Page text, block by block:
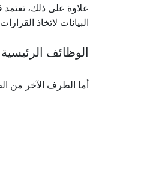
علاوة على ذلك،
البيانات لاتخاذ
الوظائف الرئيسية
أما الطرف الآخر من